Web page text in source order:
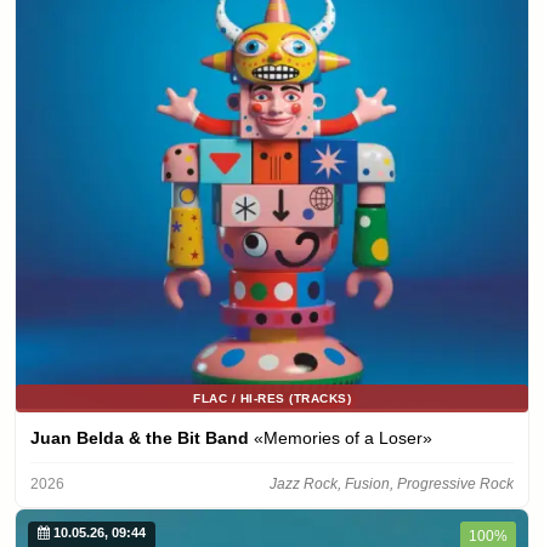
FLAC / HI-RES (TRACKS)
Juan Belda & the Bit Band «Memories of a Loser»
2026 Jazz Rock, Fusion, Progressive Rock
10.05.26, 09:44 100%